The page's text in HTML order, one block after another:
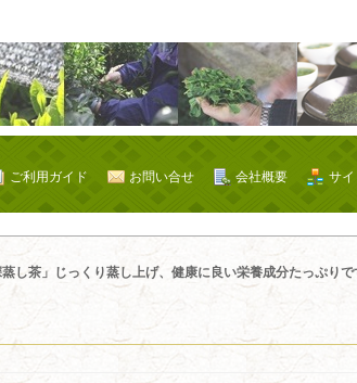
サ
会社概要
お問い合せ
ご利用ガイド
蒸し茶」じっくり蒸し上げ、健康に良い栄養成分たっぷり